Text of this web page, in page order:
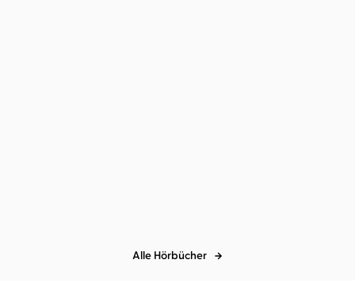
Alle Hörbücher